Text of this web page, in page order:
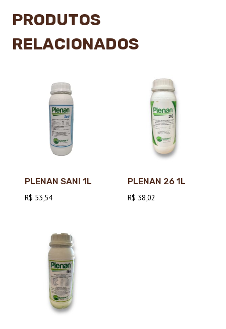
PRODUTOS
RELACIONADOS
PLENAN SANI 1L
R$ 53,54
PLENAN 26 1L
R$ 38,02